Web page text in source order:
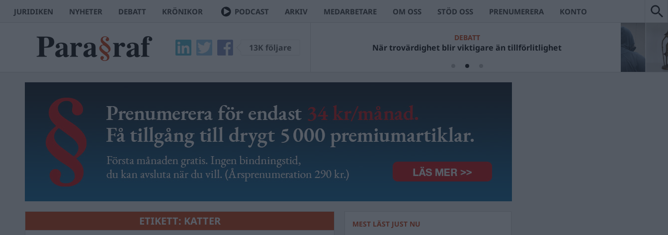
JURIDIKEN NYHETER DEBATT KRÖNIKOR PODCAST ARKIV MEDARBETARE OM OSS STÖD OSS PRENUMERERA KONTO
13K följare
DEBATT
När trovärdighet blir viktigare än tillförlitlighet
ETIKETT: KATTER MEST LÄST JUST NU